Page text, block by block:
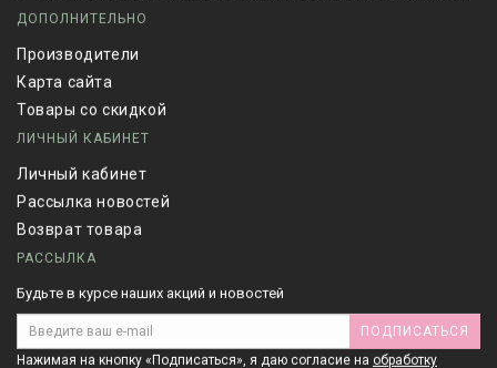
ДОПОЛНИТЕЛЬНО
Производители
Карта сайта
Товары со скидкой
ЛИЧНЫЙ КАБИНЕТ
Личный кабинет
Рассылка новостей
Возврат товара
РАССЫЛКА
Будьте в курсе наших акций и новостей
ПОДПИСАТЬСЯ
Нажимая на кнопку «Подписаться», я даю cогласие на обработку